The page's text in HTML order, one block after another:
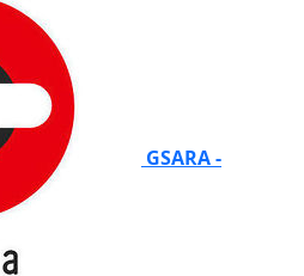
GSARA -